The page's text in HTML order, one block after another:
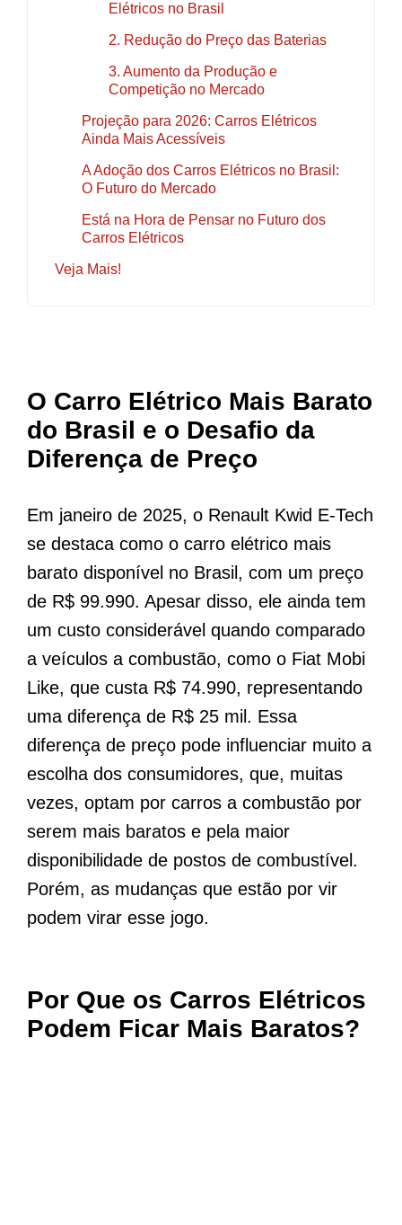
Elétricos no Brasil
2. Redução do Preço das Baterias
3. Aumento da Produção e
Competição no Mercado
Projeção para 2026: Carros Elétricos
Ainda Mais Acessíveis
A Adoção dos Carros Elétricos no Brasil:
O Futuro do Mercado
Está na Hora de Pensar no Futuro dos
Carros Elétricos
Veja Mais!
O Carro Elétrico Mais Barato
do Brasil e o Desafio da
Diferença de Preço
Em janeiro de 2025, o Renault Kwid E-Tech
se destaca como o carro elétrico mais
barato disponível no Brasil, com um preço
de R$ 99.990. Apesar disso, ele ainda tem
um custo considerável quando comparado
a veículos a combustão, como o Fiat Mobi
Like, que custa R$ 74.990, representando
uma diferença de R$ 25 mil. Essa
diferença de preço pode influenciar muito a
escolha dos consumidores, que, muitas
vezes, optam por carros a combustão por
serem mais baratos e pela maior
disponibilidade de postos de combustível.
Porém, as mudanças que estão por vir
podem virar esse jogo.
Por Que os Carros Elétricos
Podem Ficar Mais Baratos?